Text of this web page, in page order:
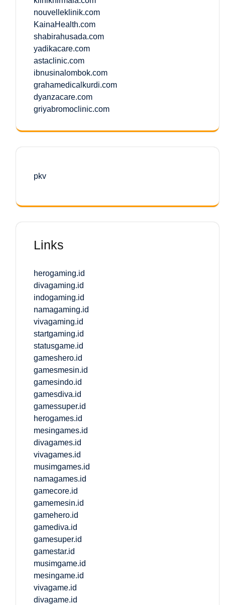
nouvelleklinik.com
KainaHealth.com
shabirahusada.com
yadikacare.com
astaclinic.com
ibnusinalombok.com
grahamedicalkurdi.com
dyanzacare.com
griyabromoclinic.com
pkv
Links
herogaming.id
divagaming.id
indogaming.id
namagaming.id
vivagaming.id
startgaming.id
statusgame.id
gameshero.id
gamesmesin.id
gamesindo.id
gamesdiva.id
gamessuper.id
herogames.id
mesingames.id
divagames.id
vivagames.id
musimgames.id
namagames.id
gamecore.id
gamemesin.id
gamehero.id
gamediva.id
gamesuper.id
gamestar.id
musimgame.id
mesingame.id
vivagame.id
divagame.id